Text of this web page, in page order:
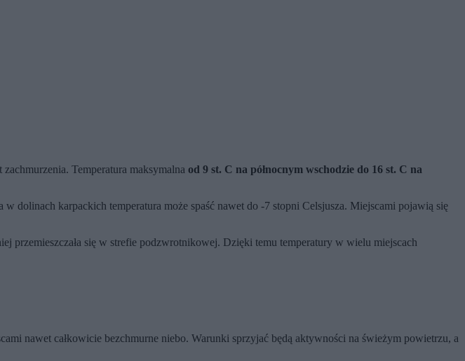
Temperatura maksymalna od 9 st. C na północnym wschodzie do 16 st. C na
dolinach karpackich temperatura może spaść nawet do -7 stopni Celsjusza. Miejscami pojawią się
przemieszczała się w strefie podzwrotnikowej. Dzięki temu temperatury w wielu miejscach
nawet całkowicie bezchmurne niebo. Warunki sprzyjać będą aktywności na świeżym powietrzu, a